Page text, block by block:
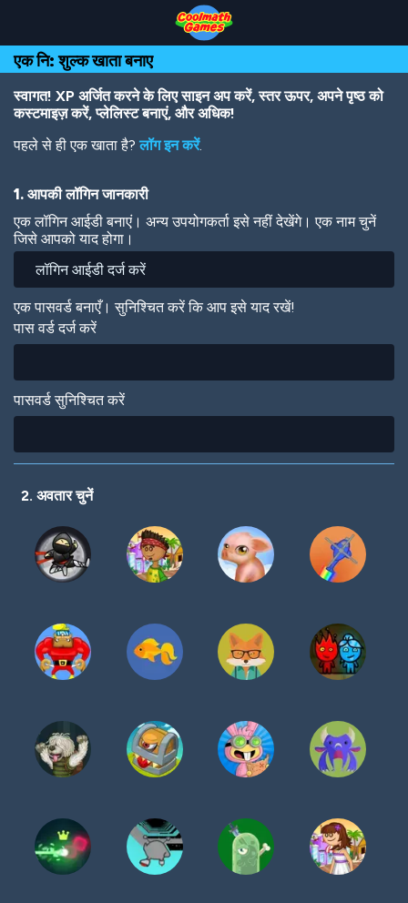
Top
of
Page
Navigation
Main
Content
Footer
main
content
एक नि: शुल्क खाता बनाए
स्वागत! XP अर्जित करने के लिए साइन अप करें, स्तर ऊपर, अपने पृष्ठ को
कस्टमाइज़ करें, प्लेलिस्ट बनाएं, और अधिक!
पहले से ही एक खाता है?लॉग इन करें.
1. आपकी लॉगिन जानकारी
एक लॉगिन आईडी बनाएं। अन्य उपयोगकर्ता इसे नहीं देखेंगे। एक नाम चुनें
जिसे आपको याद होगा।
एक पासवर्ड बनाएँ। सुनिश्चित करें कि आप इसे याद रखें!
पास वर्ड दर्ज करें
पासवर्ड सुनिश्चित करें
2. अवतार चुनें